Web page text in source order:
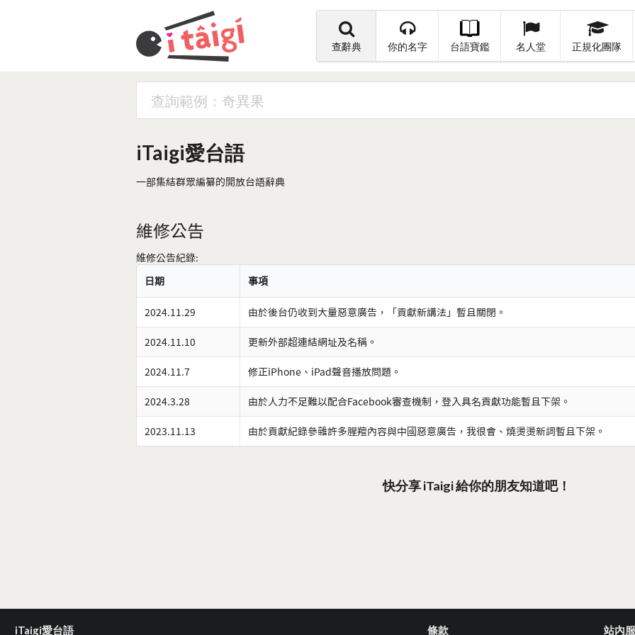
查辭典 你的名字 台語寶鑑 名人堂 正規化團隊
iTaigi愛台語
一部集結群眾編纂的開放台語辭典
維修公告
維修公告紀錄:
日期
事項
2024.11.29 由於後台仍收到大量惡意廣告，「貢獻新講法」暫且關閉。
2024.11.10 更新外部超連結網址及名稱。
2024.11.7 修正iPhone、iPad聲音播放問題。
2024.3.28 由於人力不足難以配合Facebook審查機制，登入具名貢獻功能暫且下架。
2023.11.13 由於貢獻紀錄參雜許多腥羶內容與中國惡意廣告，我很會、燒燙燙新詞暫且下架。
快分享 iTaigi 給你的朋友知道吧！
iTaigi愛台語 條款 站內